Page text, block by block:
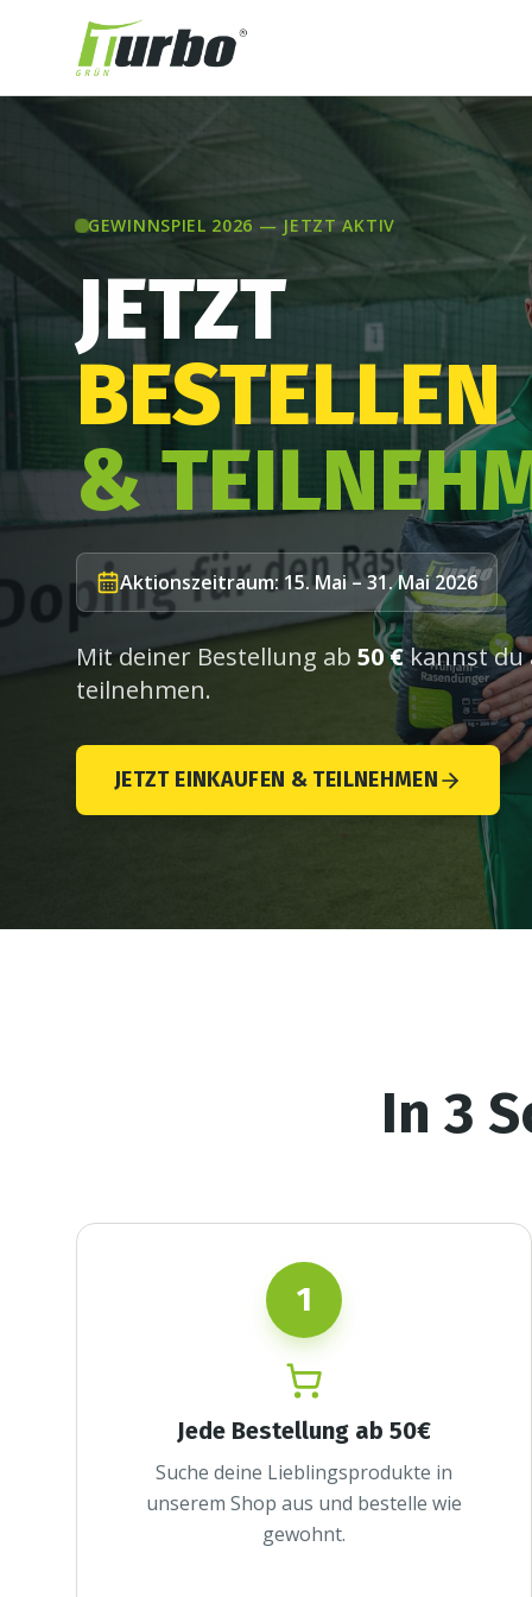
GEWINNSPIEL 2026 — JETZT AKTIV
JETZT
BESTELLEN
&
Aktionszeitraum: 15. Mai – 31. Mai 2026
Mit deiner Bestellung ab 50 €kannst du
teilnehmen.
JETZT EINKAUFEN & TEILNEHMEN
In 3
1
Jede Bestellung ab 50€
Suche deine Lieblingsprodukte in
unserem Shop aus und bestelle wie
gewohnt.